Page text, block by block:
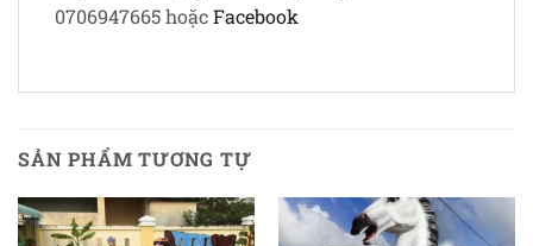
0706947665 hoặcFacebook
SẢN PHẨM TƯƠNG TỰ